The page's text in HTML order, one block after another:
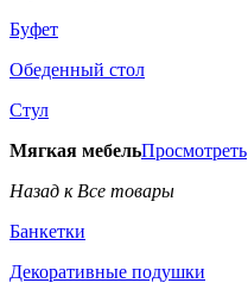
Буфет
Обеденный стол
Стул
Мягкая мебельПросмотреть
Назад к Все товары
Банкетки
Декоративные подушки